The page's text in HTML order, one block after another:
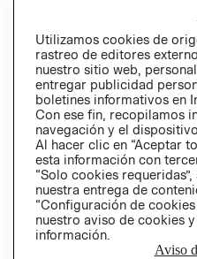
Perú (S/)
CAMBIAR REGIÓN
Utilizamos cookies de
rastreo de editores
nuestro sitio web,
entregar publicidad
boletines informativos en
Con ese fin, recopilamos
navegación y el
Al hacer clic en “Aceptar
esta información con
“Solo cookies
nuestra entrega de
“Configuración de
nuestro aviso de cookies
información.
Aviso